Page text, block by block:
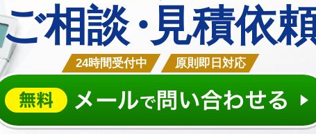
ご相談・ 見積依
24時間受付中 原則即日対応